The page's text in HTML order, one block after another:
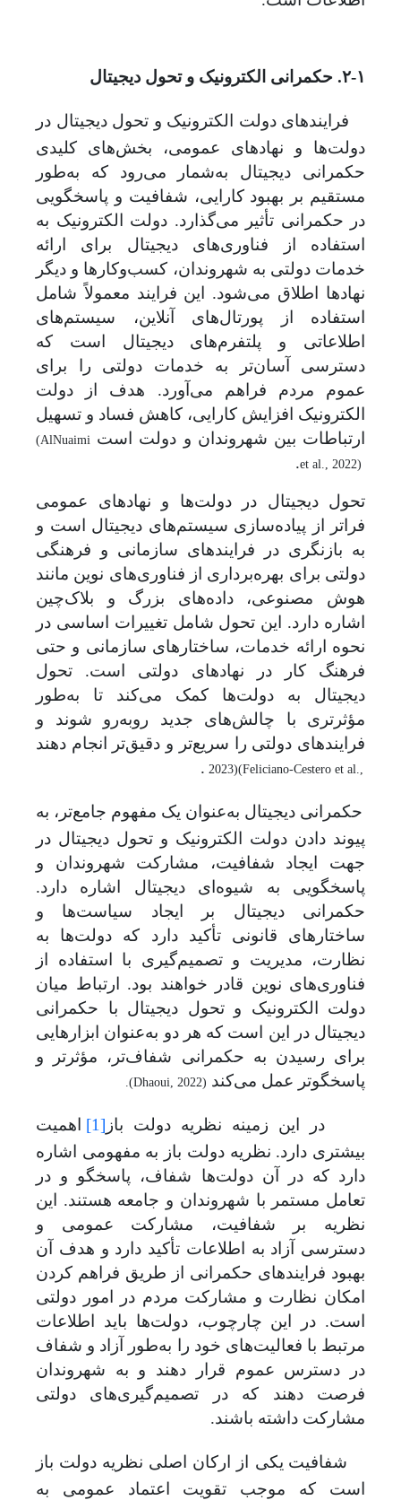
۲-۱. حکمرانی الکترونیک و تحول دیجیتال
فرایندهای دولت الکترونیک و تحول دیجیتال در
دولت‌ها و نهادهای عمومی، بخش‌های کلیدی
حکمرانی دیجیتال به‌شمار می‌رود که به‌طور
مستقیم بر بهبود کارایی، شفافیت و پاسخگویی
در حکمرانی تأثیر می‌گذارد. دولت الکترونیک به
استفاده از فناوری‌های دیجیتال برای ارائه
خدمات دولتی به شهروندان، کسب‌وکارها و دیگر
نهادها اطلاق می‌شود. این فرایند معمولاً شامل
استفاده از پورتال‌های آنلاین، سیستم‌های
اطلاعاتی و پلتفرم‌های دیجیتال است که
دسترسی آسان‌تر به خدمات دولتی را برای
عموم مردم فراهم می‌آورد. هدف از دولت
الکترونیک افزایش کارایی، کاهش فساد و تسهیل
ارتباطات بین شهروندان و دولت است (AlNuaimi
et al., 2022)
.
تحول دیجیتال در دولت‌ها و نهادهای عمومی
فراتر از پیاده‌سازی سیستم‌های دیجیتال است و
به بازنگری در فرایندهای سازمانی و فرهنگی
دولتی برای بهره‌برداری از فناوری‌های نوین مانند
هوش مصنوعی، داده‌های بزرگ و بلاک‌چین
اشاره دارد. این تحول شامل تغییرات اساسی در
نحوه ارائه خدمات، ساختارهای سازمانی و حتی
فرهنگ کار در نهادهای دولتی است. تحول
دیجیتال به دولت‌ها کمک می‌کند تا به‌طور
مؤثرتری با چالش‌های جدید روبه‌رو شوند و
فرایندهای دولتی را سریع‌تر و دقیق‌تر انجام دهند
(Feliciano-Cestero et al.,
2023)
.
حکمرانی دیجیتال به‌عنوان یک مفهوم جامع‌تر، به
پیوند دادن دولت الکترونیک و تحول دیجیتال در
جهت ایجاد شفافیت، مشارکت شهروندان و
پاسخگویی به شیوه‌ای دیجیتال اشاره دارد.
حکمرانی دیجیتال بر ایجاد سیاست‌ها و
ساختارهای قانونی تأکید دارد که دولت‌ها به
نظارت، مدیریت و تصمیم‌گیری با استفاده از
فناوری‌های نوین قادر خواهند بود. ارتباط میان
دولت الکترونیک و تحول دیجیتال با حکمرانی
دیجیتال در این است که هر دو به‌عنوان ابزارهایی
برای رسیدن به حکمرانی شفاف‌تر، مؤثرتر و
پاسخگوتر عمل می‌کند .(Dhaoui, 2022)
در این زمینه نظریه دولت باز [1] اهمیت
بیشتری دارد. نظریه دولت باز به مفهومی اشاره
دارد که در آن دولت‌ها شفاف، پاسخگو و در
تعامل مستمر با شهروندان و جامعه هستند. این
نظریه بر شفافیت، مشارکت عمومی و
دسترسی آزاد به اطلاعات تأکید دارد و هدف آن
بهبود فرایندهای حکمرانی از طریق فراهم کردن
امکان نظارت و مشارکت مردم در امور دولتی
است. در این چارچوب، دولت‌ها باید اطلاعات
مرتبط با فعالیت‌های خود را به‌طور آزاد و شفاف
در دسترس عموم قرار دهند و به شهروندان
فرصت دهند که در تصمیم‌گیری‌های دولتی
مشارکت داشته باشند.
شفافیت یکی از ارکان اصلی نظریه دولت باز
است که موجب تقویت اعتماد عمومی به